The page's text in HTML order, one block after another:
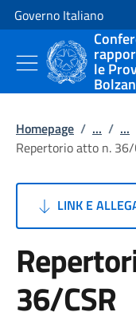
Vai al contenuto
Vai alla navigazione del
Governo Italiano
le
Homepage / ... / ...
Repertorio atto n. 36/
LINK E
36/CSR